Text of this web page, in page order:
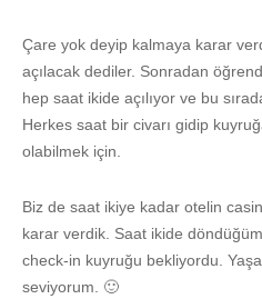
Çare yok deyip kalmaya karar
açılacak dediler. Sonradan
hep saat ikide açılıyor ve bu
Herkes saat bir civarı gidip
olabilmek için.
Biz de saat ikiye kadar otelin
karar verdik. Saat ikide
check-in kuyruğu bekliyordu.
seviyorum. 🙂